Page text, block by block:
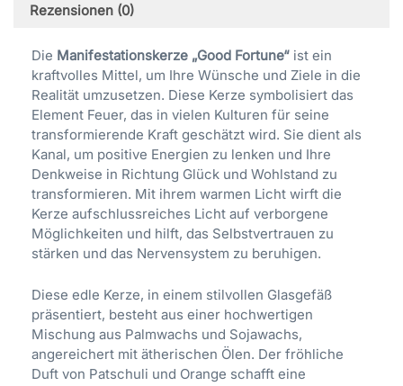
Rezensionen (0)
Die Manifestationskerze „Good Fortune“ ist ein
kraftvolles Mittel, um Ihre Wünsche und Ziele in die
Realität umzusetzen. Diese Kerze symbolisiert das
Element Feuer, das in vielen Kulturen für seine
transformierende Kraft geschätzt wird. Sie dient als
Kanal, um positive Energien zu lenken und Ihre
Denkweise in Richtung Glück und Wohlstand zu
transformieren. Mit ihrem warmen Licht wirft die
Kerze aufschlussreiches Licht auf verborgene
Möglichkeiten und hilft, das Selbstvertrauen zu
stärken und das Nervensystem zu beruhigen.
Diese edle Kerze, in einem stilvollen Glasgefäß
präsentiert, besteht aus einer hochwertigen
Mischung aus Palmwachs und Sojawachs,
angereichert mit ätherischen Ölen. Der fröhliche
Duft von Patschuli und Orange schafft eine